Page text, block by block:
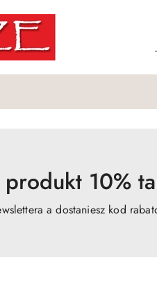
10%
a dostaniesz kod